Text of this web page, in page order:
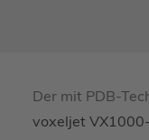
Der mit PDB-
voxeljet